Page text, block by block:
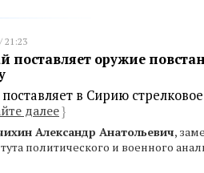
21:23
поставляет оружие
в Сирию
далее}
Александр Анатольевич,
политического и военного